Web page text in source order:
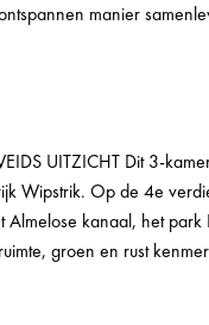
manier
UITZICHT Dit 3-
Wipstrik. Op de 4e
kanaal, het park
groen en rust